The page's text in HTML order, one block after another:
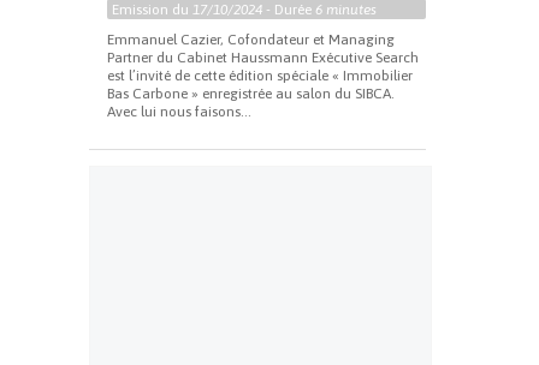
Emission du 17/10/2024 - Durée 6 minutes
Emmanuel Cazier, Cofondateur et Managing
Partner du Cabinet Haussmann Exécutive Search
est l’invité de cette édition spéciale « Immobilier
Bas Carbone » enregistrée au salon du SIBCA.
Avec lui nous faisons...